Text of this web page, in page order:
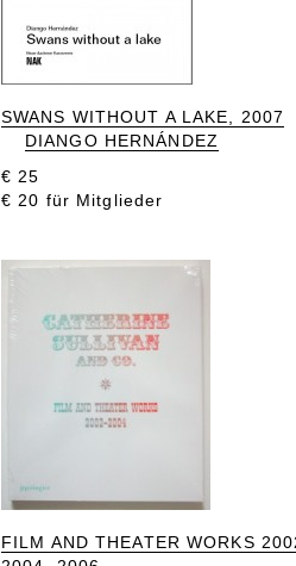
SWANS WITHOUT A LAKE, 2007
DIANGO HERNÁNDEZ
€ 25
€ 20 für Mitglieder
FILM AND THEATER WORKS